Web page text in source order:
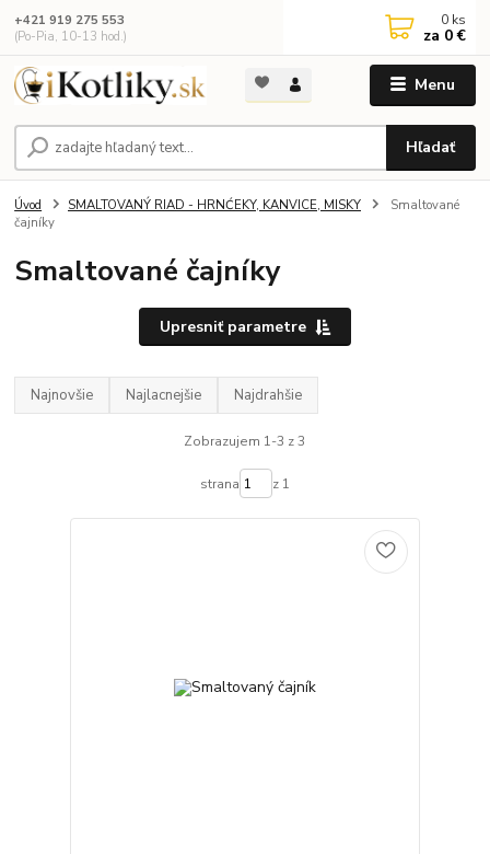
Menu
Hľadať
+421 919 275 553
(Po-Pia, 10-13 hod.)
0 ks
za 0 €
Úvod SMALTOVANÝ RIAD - HRNĆEKY, KANVICE, MISKY
Smaltované
čajníky
Smaltované čajníky
Upresniť parametre
Najnovšie Najlacnejšie Najdrahšie
Zobrazujem 1-3 z 3
strana z 1